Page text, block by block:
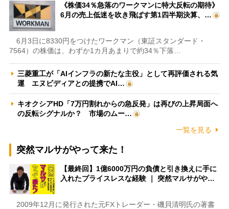
《株価34％急落のワークマンに特大反転の期待》
6月の売上低迷を吹き飛ばす第1四半期決算、…
6月3日に8330円をつけたワークマン（東証スタンダード・
7564）の株価は、わずか1カ月あまりで約34％下落…
三菱重工が「AIインフラの新たな主役」として再評価される気
運 エヌビディアとの提携でAI…
キオクシアHD「7万円割れからの急反発」は再びの上昇局面へ
の反転シグナルか？ 市場のムー…
一覧を見る
突然マルサがやって来た！
【最終回】1億6000万円の負債と引き換えに手に
入れたプライスレスな経験 ｜ 突然マルサがや…
2009年12月に発行された元FXトレーダー・磯貝清明氏の著書